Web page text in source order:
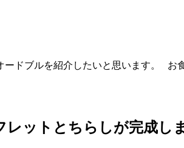
ドブルを紹介したいと思います。
ットとちらしが完成し